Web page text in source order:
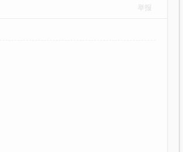
举报